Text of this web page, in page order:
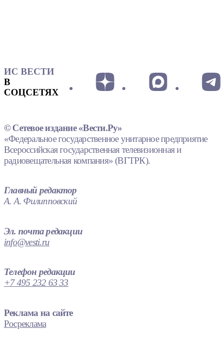
ИС ВЕСТИ
В
СОЦСЕТЯХ
© Сетевое издание «Вести.Ру»
«Федеральное государственное унитарное предприятие
Всероссийская государственная телевизионная и
радиовещательная компания» (ВГТРК).
Главный редактор
А. А. Филипповский
Эл. почта редакции
info@vesti.ru
Телефон редакции
+7 495 232 63 33
Реклама на сайте
Росреклама